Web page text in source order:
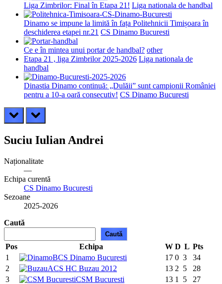
Liga Zimbrilor: Final în Etapa 21! Liga nationala de handbal
Dinamo se impune la limită în fața Politehnicii Timișoara în
deschiderea etapei nr.21 CS Dinamo Bucuresti
Ce e în mintea unui portar de handbal? other
Etapa 21 , liga Zimbrilor 2025-2026 Liga nationala de
handbal
Dinastia Dinamo continuă: „Dulăii” sunt campionii României
pentru a 10-a oară consecutiv! CS Dinamo Bucuresti
prev next
Suciu Iulian Andrei
Naționalitate
—
Echipa curentă
CS Dinamo Bucuresti
Sezoane
2025-2026
Caută
Caută
Pos Echipa W D L Pts
1
CS Dinamo Bucuresti 17 0 3
34
2
ACS HC Buzau 2012 13 2 5
28
3
CSM Bucuresti 13 1 5
27